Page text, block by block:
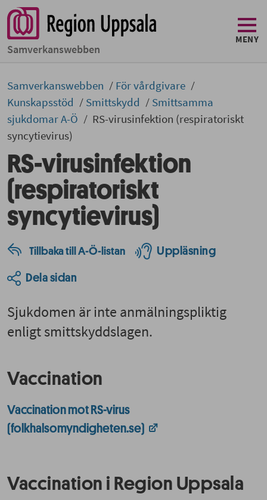
Samverkans­­webben
MENY
Samverkans­­­webben
För vårdgivare
Kunskapsstöd
Smittskydd
Smittsamma
sjukdomar A-Ö
RS-virusinfektion (respiratoriskt
syncytievirus)
RS-virusinfektion
(respiratoriskt
syncytievirus)
Tillbaka till A-Ö-listan Uppläsning
Dela sidan
Sjukdomen är inte anmälningspliktig
enligt smittskyddslagen.
Vaccination
Vaccination mot RS-virus
(folkhalsomyndigheten.se)
Vaccination i Region Uppsala